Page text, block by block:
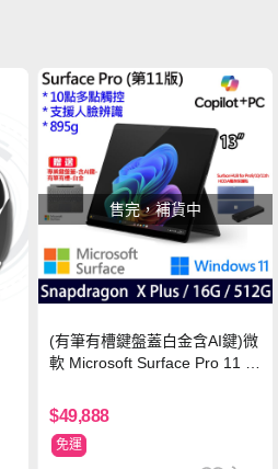
售完，補貨中
(有筆有槽鍵盤蓋白金含AI鍵)微
軟 Microsoft Surface Pro 11 (S
石墨黑
$49,888
免運